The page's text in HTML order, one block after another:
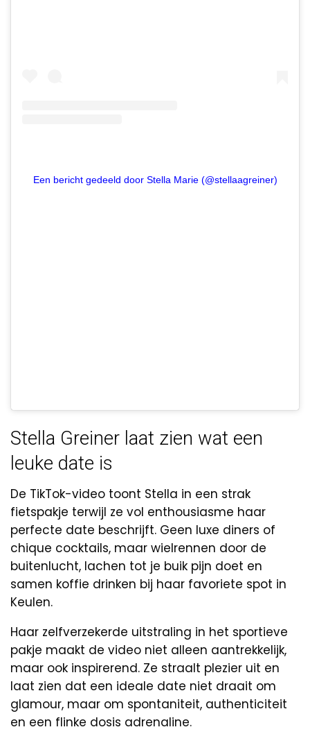
Een bericht gedeeld door Stella Marie (@stellaagreiner)
Stella Greiner laat zien wat een
leuke date is
De TikTok-video toont Stella in een strak
fietspakje terwijl ze vol enthousiasme haar
perfecte date beschrijft. Geen luxe diners of
chique cocktails, maar wielrennen door de
buitenlucht, lachen tot je buik pijn doet en
samen koffie drinken bij haar favoriete spot in
Keulen.
Haar zelfverzekerde uitstraling in het sportieve
pakje maakt de video niet alleen aantrekkelijk,
maar ook inspirerend. Ze straalt plezier uit en
laat zien dat een ideale date niet draait om
glamour, maar om spontaniteit, authenticiteit
en een flinke dosis adrenaline.